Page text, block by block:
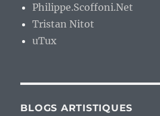
Philippe.Scoffoni.Net
Tristan Nitot
uTux
BLOGS ARTISTIQUES